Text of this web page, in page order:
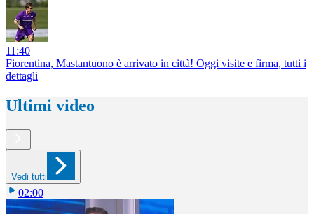
11:40
Fiorentina, Mastantuono è arrivato in città! Oggi visite e firma, tutti i
dettagli
Ultimi video
Vedi tutti
02:00